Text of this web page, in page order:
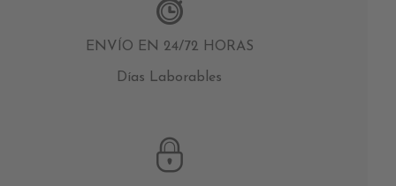
ENVÍO EN 24/72 HORAS
Días Laborables